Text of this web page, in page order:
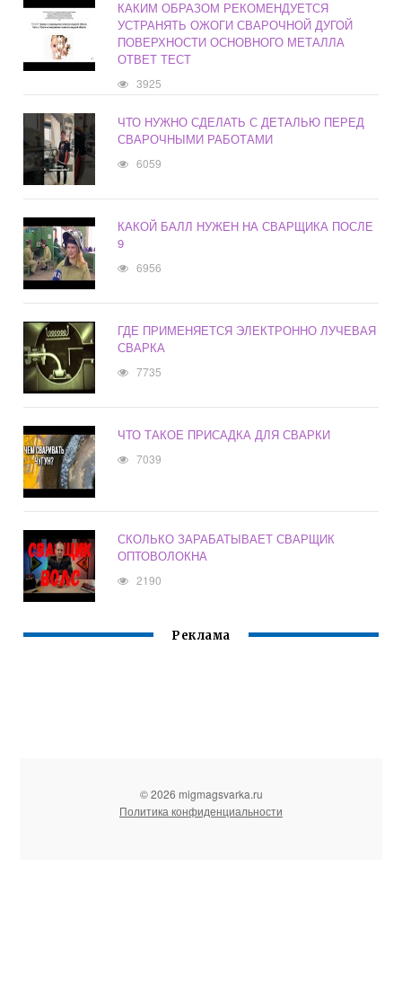
КАКИМ ОБРАЗОМ РЕКОМЕНДУЕТСЯ
УСТРАНЯТЬ ОЖОГИ СВАРОЧНОЙ ДУГОЙ
ПОВЕРХНОСТИ ОСНОВНОГО МЕТАЛЛА
ОТВЕТ ТЕСТ
3925
ЧТО НУЖНО СДЕЛАТЬ С ДЕТАЛЬЮ ПЕРЕД
СВАРОЧНЫМИ РАБОТАМИ
6059
КАКОЙ БАЛЛ НУЖЕН НА СВАРЩИКА ПОСЛЕ
9
6956
ГДЕ ПРИМЕНЯЕТСЯ ЭЛЕКТРОННО ЛУЧЕВАЯ
СВАРКА
7735
ЧТО ТАКОЕ ПРИСАДКА ДЛЯ СВАРКИ
7039
СКОЛЬКО ЗАРАБАТЫВАЕТ СВАРЩИК
ОПТОВОЛОКНА
2190
Реклама
© 2026 migmagsvarka.ru
Политика конфиденциальности